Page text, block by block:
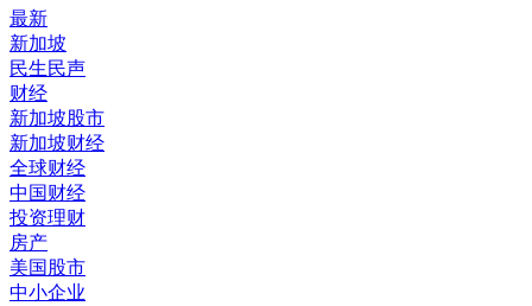
最新
新加坡
民生民声
财经
新加坡股市
新加坡财经
全球财经
中国财经
投资理财
房产
美国股市
中小企业